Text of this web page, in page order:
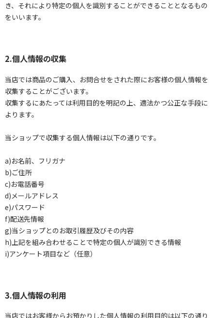
き、それにより特定の個人を識別することができることとなるもの
をいいます。
2.個人情報の収集
当店では商品のご購入、お問合せをされた際にお客様の個人情報を
収集することがございます。
収集するにあたっては利用目的を明記の上、適法かつ公正な手段に
よります。
当ショップで収集する個人情報は以下の通りです。
a)お名前、フリガナ
b)ご住所
c)お電話番号
d)メールアドレス
e)パスワード
f)配送先情報
g)当ショップとのお取引履歴及びその内容
h)上記を組み合わせることで特定の個人が識別できる情報
i)アンケート項目など（任意）
3.個人情報の利用
当店ではお客様からお預かりした個人情報の利用目的は以下の通り